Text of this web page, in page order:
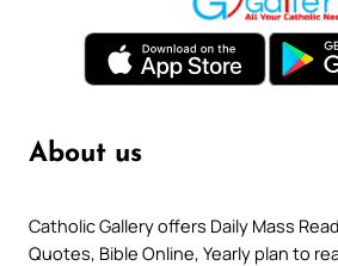
About us
Catholic Gallery offers Daily Mass
Quotes, Bible Online, Yearly plan to